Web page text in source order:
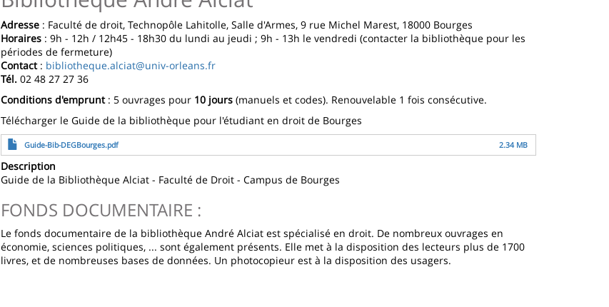
de
la
page
principale
Adresse: Faculté de droit, Technopôle Lahitolle, Salle d'Armes, 9 rue Michel Marest, 18000 Bourges
Horaires: 9h - 12h / 12h45 - 18h30 du lundi au jeudi ; 9h - 13h le vendredi (contacter la bibliothèque pour les
périodes de fermeture)
Contact: bibliotheque.alciat@univ-orleans.fr
Tél. 02 48 27 27 36
Conditions d'emprunt: 5 ouvrages pour 10 jours(manuels et codes). Renouvelable 1 fois consécutive.
Télécharger le Guide de la bibliothèque pour l'étudiant en droit de Bourges
ArchivoGuide-Bib-DEGBourges.pdf 2.34 MB
Description
Guide de la Bibliothèque Alciat - Faculté de Droit - Campus de Bourges
FONDS DOCUMENTAIRE :
Le fonds documentaire de la bibliothèque André Alciat est spécialisé en droit. De nombreux ouvrages en
économie, sciences politiques, ... sont également présents. Elle met à la disposition des lecteurs plus de 1700
livres, et de nombreuses bases de données. Un photocopieur est à la disposition des usagers.